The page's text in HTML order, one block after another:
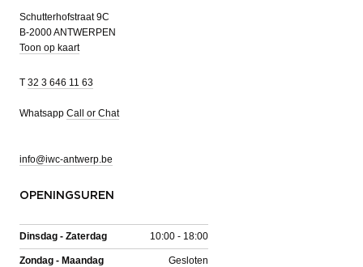
Schutterhofstraat 9C
B-2000 ANTWERPEN
Toon op kaart
T 32 3 646 11 63
Whatsapp Call or Chat
info@iwc-antwerp.be
OPENINGSUREN
Dinsdag - Zaterdag 10:00 - 18:00
Zondag - Maandag Gesloten